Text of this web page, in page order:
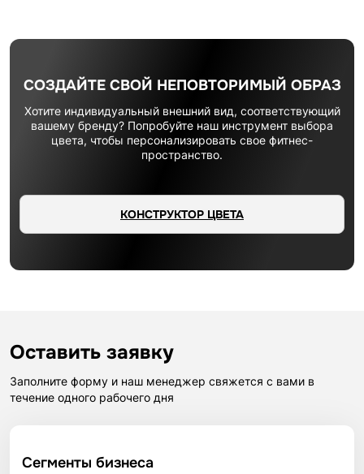
СОЗДАЙТЕ СВОЙ НЕПОВТОРИМЫЙ ОБРАЗ
Хотите индивидуальный внешний вид, соответствующий
вашему бренду? Попробуйте наш инструмент выбора
цвета, чтобы персонализировать свое фитнес-
пространство.
КОНСТРУКТОР ЦВЕТА
Оставить заявку
Заполните форму и наш менеджер свяжется с вами в
течение одного рабочего дня
Сегменты бизнеса